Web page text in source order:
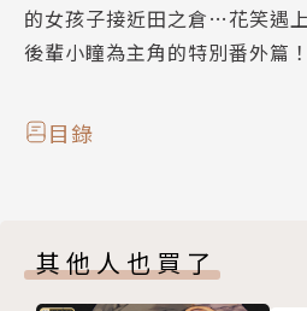
的女孩子接近田之倉…花笑遇
後輩小瞳為主角的特別番外篇！
目錄
其他人也買了